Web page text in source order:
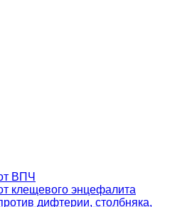
ВПЧ
клещевого энцефалита
дифтерии, столбняка,